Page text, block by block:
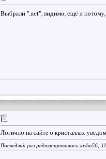
Выбрали ".net", видимо, ещё и
Логично на сайте о кристаллах
Последний раз редактировалось sasha56;